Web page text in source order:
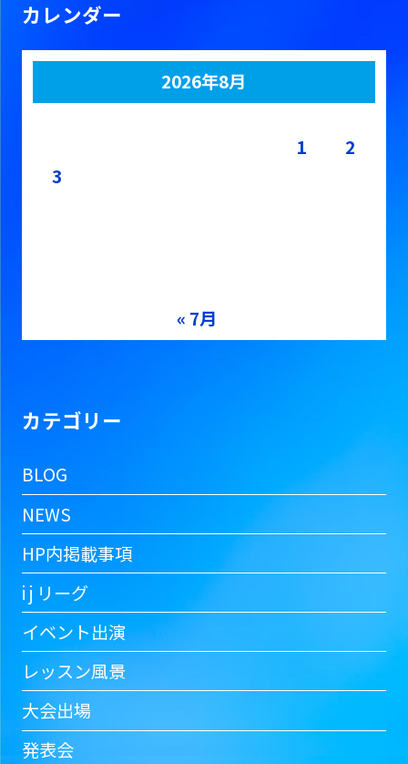
カレンダー
2026年8月
1
2
3
« 7月
カテゴリー
BLOG
NEWS
HP内掲載事項
i j リーグ
イベント出演
レッスン風景
大会出場
発表会